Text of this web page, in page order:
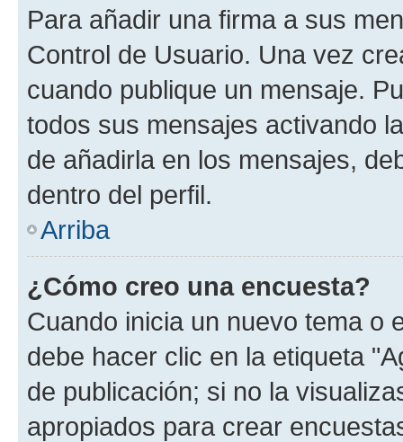
Para añadir una firma a sus
Control de Usuario. Una vez
cuando publique un mensaje.
todos sus mensajes activando
de añadirla en los mensajes,
dentro del perfil.
Arriba
¿Cómo creo una encuesta?
Cuando inicia un nuevo tema o
debe hacer clic en la etiqueta
de publicación; si no la
apropiados para crear